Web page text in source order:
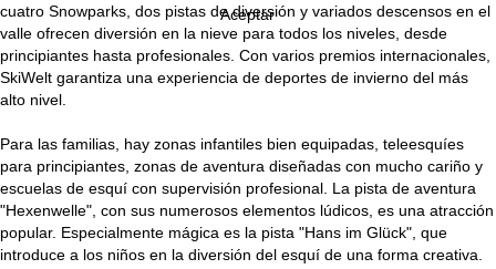
Aceptar
cuatro Snowparks, dos pistas de diversión y variados descensos en el
valle ofrecen diversión en la nieve para todos los niveles, desde
principiantes hasta profesionales. Con varios premios internacionales,
SkiWelt garantiza una experiencia de deportes de invierno del más
alto nivel.
Para las familias, hay zonas infantiles bien equipadas, teleesquíes
para principiantes, zonas de aventura diseñadas con mucho cariño y
escuelas de esquí con supervisión profesional. La pista de aventura
"Hexenwelle", con sus numerosos elementos lúdicos, es una atracción
popular. Especialmente mágica es la pista "Hans im Glück", que
introduce a los niños en la diversión del esquí de una forma creativa.